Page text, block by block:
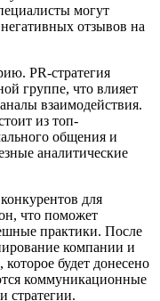
могут
негативных отзывов на
PR-стратегия
группе, что влияет
взаимодействия.
из топ-
общения и
аналитические
для
что поможет
практики. После
компании и
будет донесено
коммуникационные
стратегии.